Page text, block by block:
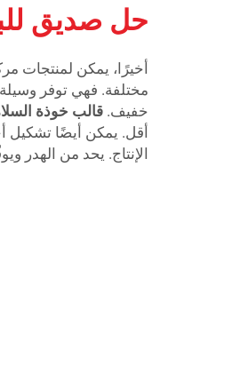
حل صديق
أخيرًا، يمكن لمنتجات
مختلفة. فهي توفر وسيلة
خفيف. قالب خوذة
أقل. يمكن أيضًا تشكيل
الإنتاج. يحد من الهدر